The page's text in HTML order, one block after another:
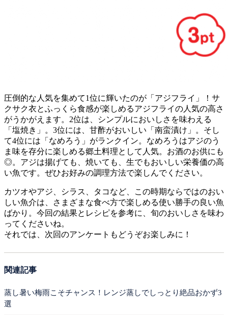
圧倒的な人気を集めて1位に輝いたのが「アジフライ」！サ
クサク衣とふっくら食感が楽しめるアジフライの人気の高さ
がうかがえます。2位は、シンプルにおいしさを味わえる
「塩焼き」。3位には、甘酢がおいしい「南蛮漬け」。そし
て4位には「なめろう」がランクイン。なめろうはアジのう
ま味を存分に楽しめる郷土料理として人気。お酒のお供にも
◎。アジは揚げても、焼いても、生でもおいしい栄養価の高
い魚です。ぜひお好みの調理方法で楽しんでください。
カツオやアジ、シラス、タコなど、この時期ならではのおい
しい魚介は、さまざまな食べ方で楽しめる使い勝手の良い魚
ばかり。今回の結果とレシピを参考に、旬のおいしさを味わ
ってくださいね。
それでは、次回のアンケートもどうぞお楽しみに！
関連記事
蒸し暑い梅雨こそチャンス！レンジ蒸しでしっとり絶品おかず3
選